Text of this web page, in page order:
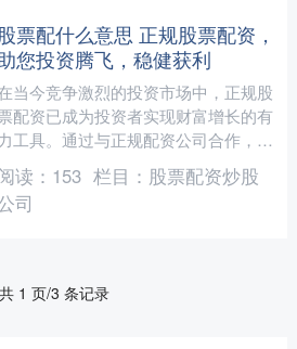
股票配什么意思 正规股票配资，
您投资腾飞，稳健获利
当今竞争激烈的投资市场中，正规股
配资已成为投资者实现财富增长的有
工具。通过与正规配资公司合作，投
资者可以放大自己的资金股票配什么意
，从而获得更高的投资收....
读： 153 栏目： 股票配资炒股
司
共 1 页/3 条记录